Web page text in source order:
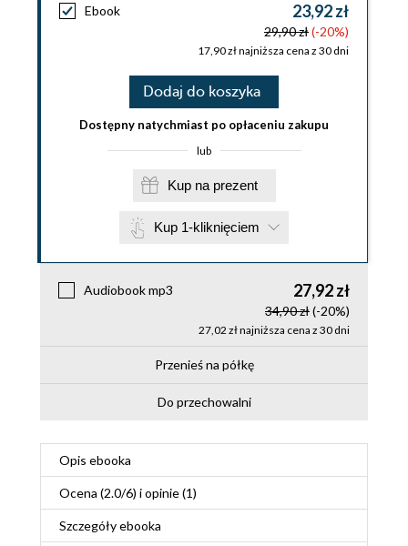
Ebook 23,92 zł
29,90 zł(-20%)
17,90 zł najniższa cena z 30 dni
Dodaj do koszyka
Dostępny natychmiast po opłaceniu zakupu
lub
Kup na prezent
Kup 1-kliknięciem
Audiobook mp3 27,92 zł
34,90 zł(-20%)
27,02 zł najniższa cena z 30 dni
Przenieś na półkę
Do przechowalni
Opis ebooka
Ocena (2.0/6) i opinie (1)
Szczegółyebooka